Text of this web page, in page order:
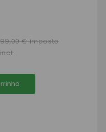
99,00 € imposto
incl.